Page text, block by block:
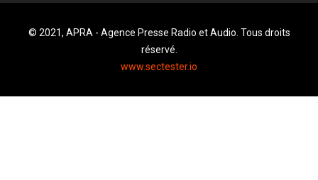
© 2021, APRA - Agence Presse Radio et Audio. Tous droits
réservé.
www.sectester.io